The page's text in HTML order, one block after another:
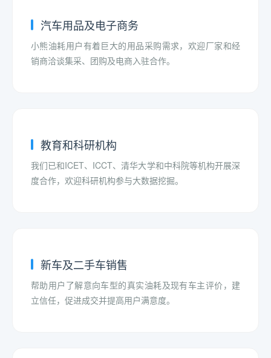
汽车用品及电子商务
小熊油耗用户有着巨大的用品采购需求，欢迎厂家和经
销商洽谈集采、团购及电商入驻合作。
教育和科研机构
我们已和ICET、ICCT、清华大学和中科院等机构开展深
度合作，欢迎科研机构参与大数据挖掘。
新车及二手车销售
帮助用户了解意向车型的真实油耗及现有车主评价，建
立信任，促进成交并提高用户满意度。